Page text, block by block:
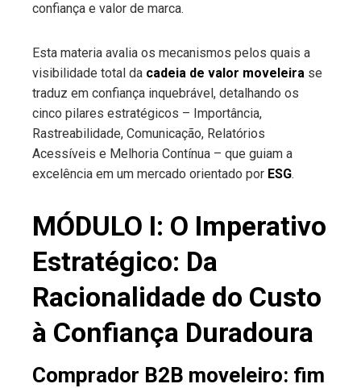
confiança e valor de marca.
Esta materia avalia os mecanismos pelos quais a
visibilidade total da cadeia de valor moveleira se
traduz em confiança inquebrável, detalhando os
cinco pilares estratégicos – Importância,
Rastreabilidade, Comunicação, Relatórios
Acessíveis e Melhoria Contínua – que guiam a
excelência em um mercado orientado por ESG.
MÓDULO I: O Imperativo
Estratégico: Da
Racionalidade do Custo
à Confiança Duradoura
Comprador B2B moveleiro: fim